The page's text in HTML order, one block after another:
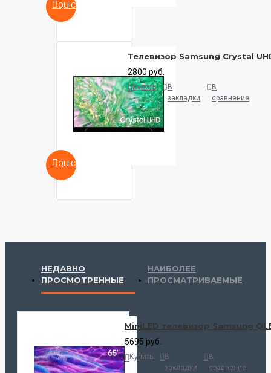
QUICKVIEW
QUICKVIEW
Телевизор Samsung Crystal
2800 руб.
Купить
В
закладки
В
сравнение
НЕДАВНО
ПРОСМОТРЕННЫЕ
НАИБОЛЕЕ
ПРОСМАТРИВАЕМЫЕ
MiniLED телевизор Samsung
5695 руб.
Купить
В
закладки
В
сравнение